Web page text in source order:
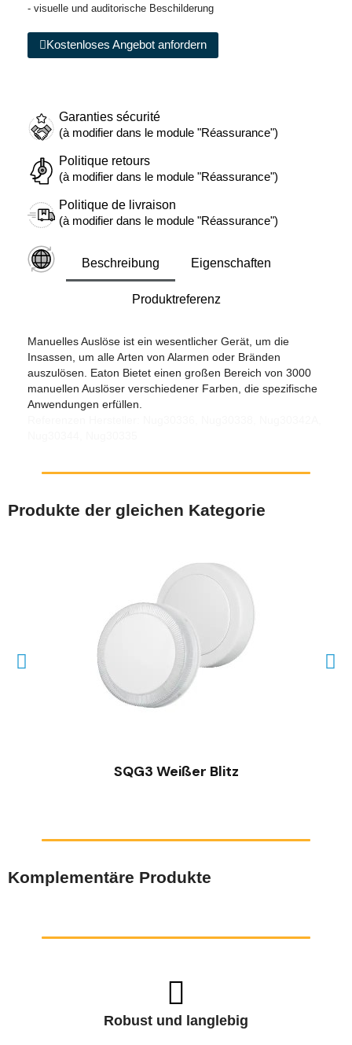
- visuelle und auditorische Beschilderung
Kostenloses Angebot anfordern
Garanties sécurité
(à modifier dans le module "Réassurance")
Politique retours
(à modifier dans le module "Réassurance")
Politique de livraison
(à modifier dans le module "Réassurance")
Beschreibung Eigenschaften
Produktreferenz
Manuelles Auslöse ist ein wesentlicher Gerät, um die
Insassen, um alle Arten von Alarmen oder Bränden
auszulösen. Eaton Bietet einen großen Bereich von 3000
manuellen Auslöser verschiedener Farben, die spezifische
Anwendungen erfüllen.
Produkte der gleichen Kategorie
SQG3 Weißer Blitz
Komplementäre Produkte
Robust und langlebig